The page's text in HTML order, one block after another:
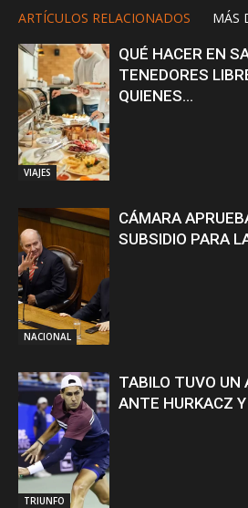
ARTÍCULOS RELACIONADOS MÁS
VIAJES
QUÉ HACER EN
TENEDORES
QUIENES...
NACIONAL
CÁMARA
SUBSIDIO PARA
TRIUNFO
TABILO TUVO UN
ANTE HURKACZ Y